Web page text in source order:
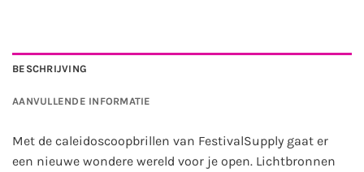
BESCHRIJVING
AANVULLENDE INFORMATIE
Met de caleidoscoopbrillen van FestivalSupply gaat er
een nieuwe wondere wereld voor je open. Lichtbronnen